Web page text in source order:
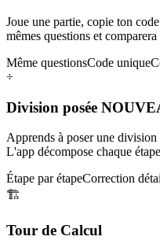
Joue une partie, copie ton
mêmes questions et
Même questionsCode unique
÷
Division posée
Apprends à poser une division
L'app décompose chaque
Étape par étapeCorrection
🏗️
Tour de Calcul